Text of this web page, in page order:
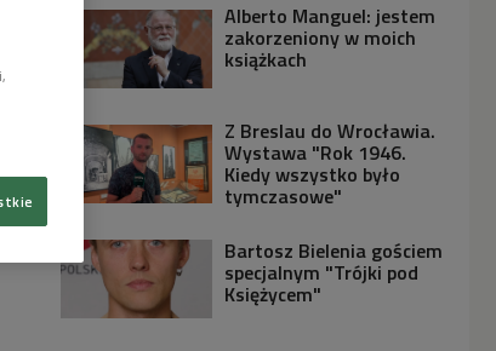
Alberto Manguel: jestem
zakorzeniony w moich
książkach
Z Breslau do Wrocławia.
Wystawa "Rok 1946.
Kiedy wszystko było
tymczasowe"
Bartosz Bielenia gościem
specjalnym "Trójki pod
Księżycem"